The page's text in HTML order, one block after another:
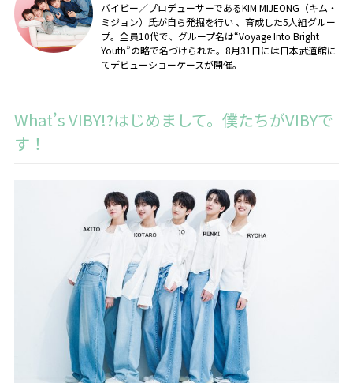
バイビー／プロデューサーであるKIM MIJEONG（キム・
ミジョン）氏が自ら発掘を行い 、育成した5人組グルー
プ。全員10代で、グループ名は“Voyage Into Bright
Youth”の略で名づけられた。8月31日には日本武道館に
てデビューショーケースが開催。
What’s VIBY!?はじめまして。僕たちがVIBYで
す！